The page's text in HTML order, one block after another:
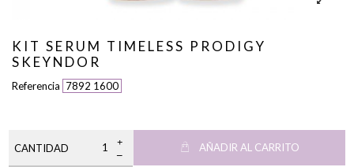
KIT SERUM TIMELESS PRODIGY
SKEYNDOR
Referencia 7892 1600
CANTIDAD AÑADIR AL CARRITO